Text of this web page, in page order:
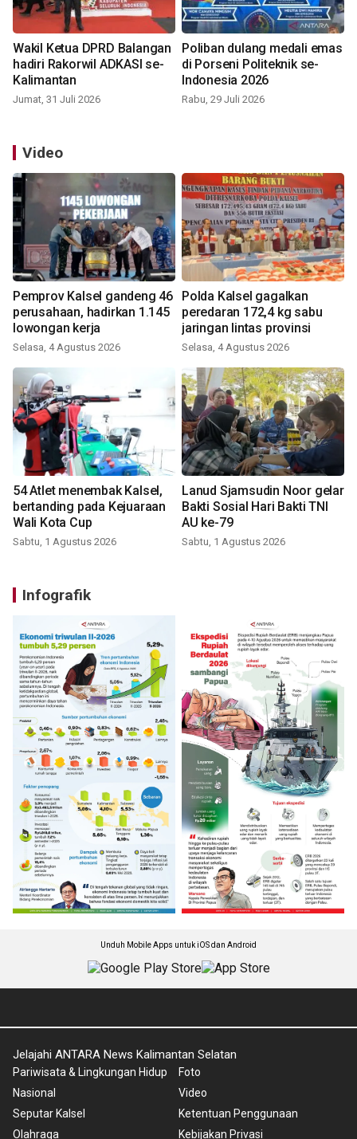
Wakil Ketua DPRD Balangan
hadiri Rakorwil ADKASI se-
Kalimantan
Jumat, 31 Juli 2026
Poliban dulang medali emas
di Porseni Politeknik se-
Indonesia 2026
Rabu, 29 Juli 2026
Video
Pemprov Kalsel gandeng 46
perusahaan, hadirkan 1.145
lowongan kerja
Selasa, 4 Agustus 2026
Polda Kalsel gagalkan
peredaran 172,4 kg sabu
jaringan lintas provinsi
Selasa, 4 Agustus 2026
54 Atlet menembak Kalsel,
bertanding pada Kejuaraan
Wali Kota Cup
Sabtu, 1 Agustus 2026
Lanud Sjamsudin Noor gelar
Bakti Sosial Hari Bakti TNI
AU ke-79
Sabtu, 1 Agustus 2026
Infografik
Unduh Mobile Apps untuk iOS dan Android
Jelajahi ANTARA News Kalimantan Selatan
Pariwisata & Lingkungan Hidup
Nasional
Seputar Kalsel
Olahraga
Foto
Video
Ketentuan Penggunaan
Kebijakan Privasi